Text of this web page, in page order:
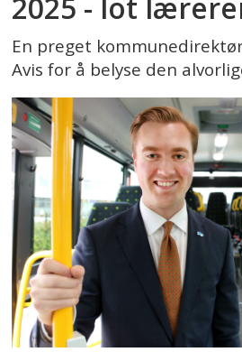
2025 - lot
En preget
Avis for å belyse den